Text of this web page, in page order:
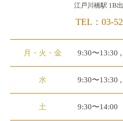
江戸川橋駅 1B
TEL：03-
月・火・金 9:30〜13:30
水 9:30〜13:30
土 9:30〜14:00